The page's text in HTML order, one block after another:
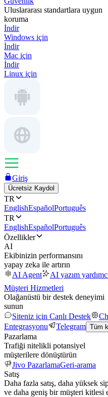
Uluslararası standartlara uygun
koruma
İndir
Windows için
İndir
Mac için
İndir
Linux için
Giriş
Ücretsiz Kaydol
TR
EnglishEspañolPortuguês
TR
EnglishEspañolPortuguês
Özellikler
AI
Ekibinizin performansını
yapay zeka ile artırın
AI Agent
AI yazım
Müşteri Hizmetleri
Olağanüstü bir destek deneyimi
sunun
Siteniz için Canlı Destek
Entegrasyonu
Telegram Tüm
Pazarlama
Trafiği nitelikli potansiyel
müşterilere dönüştürün
Jivo PazarlamaGeri-arama
Satış
Daha fazla satış, daha yüksek
ve daha geniş bir müşteri kitlesi